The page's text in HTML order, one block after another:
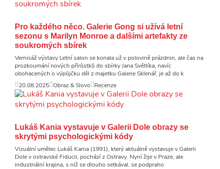
Pro každého něco. Galerie Gong si užívá letní
sezonu s Marilyn Monroe a dalšími artefakty ze
soukromých sbírek
Vernisáž výstavy Letní salon se konala už v polovině prázdnin, ale čas na
prozkoumání nových přírůstků do sbírky Jana Světlíka, navíc
obohacených o výpůjčku děl z majetku Galerie Sklenář, je až do k
20.08.2025 Obraz & Slovo Recenze
Lukáš Kania vystavuje v Galerii Dole obrazy se
skrytými psychologickými kódy
Vizuální umělec Lukáš Kania (1991), který aktuálně vystavuje v Galerii
Dole v ostravské Fiducii, pochází z Ostravy. Nyní žije v Praze, ale
industriální krajina, s níž se dlouho setkával, se podpraho